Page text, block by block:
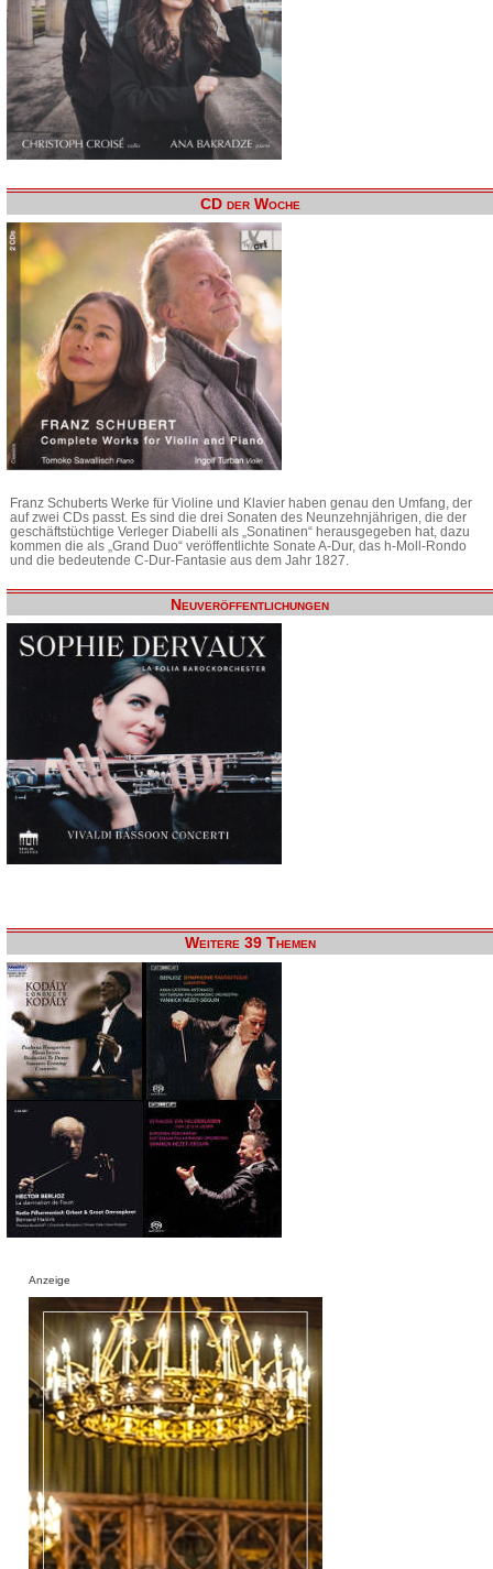
CD der Woche
Franz Schuberts Werke für Violine und Klavier haben genau den Umfang, der
auf zwei CDs passt. Es sind die drei Sonaten des Neunzehnjährigen, die der
geschäftstüchtige Verleger Diabelli als „Sonatinen“ herausgegeben hat, dazu
kommen die als „Grand Duo“ veröffentlichte Sonate A-Dur, das h-Moll-Rondo
und die bedeutende C-Dur-Fantasie aus dem Jahr 1827.
Neuveröffentlichungen
Weitere 39 Themen
Anzeige